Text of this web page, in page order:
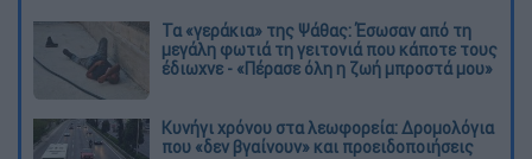
Τα «γεράκια» της Ψάθας: Έσωσαν από τη
μεγάλη φωτιά τη γειτονιά που κάποτε τους
έδιωχνε - «Πέρασε όλη η ζωή μπροστά μου»
Κυνήγι χρόνου στα λεωφορεία: Δρομολόγια
που «δεν βγαίνουν» και προειδοποιήσεις